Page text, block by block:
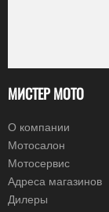
МИСТЕР МОТО
О компании
Мотосалон
Мотосервис
Адреса магазинов
Дилеры